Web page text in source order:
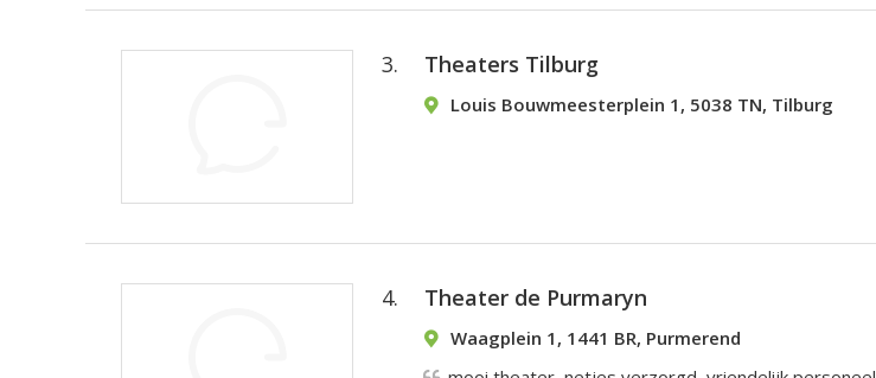
3. Theaters Tilburg
Louis Bouwmeesterplein 1, 5038 TN, Tilburg
4. Theater de Purmaryn
Waagplein 1, 1441 BR, Purmerend